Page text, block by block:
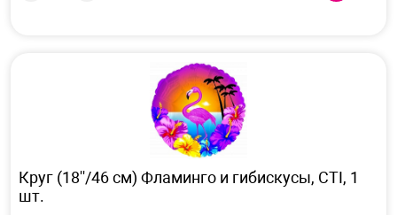
Круг (18''/46 см) Фламинго и гибискусы, СTI, 1
шт.